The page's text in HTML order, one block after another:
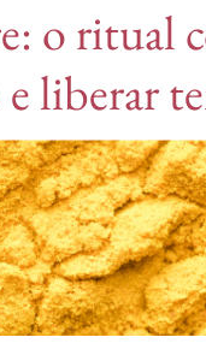
spa capilar lisboa
massagens do
Pequim
o ritual
liberar